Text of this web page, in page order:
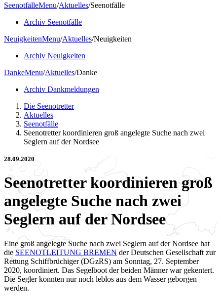
SeenotfälleMenu/Aktuelles/Seenotfälle
Archiv Seenotfälle
NeuigkeitenMenu/Aktuelles/Neuigkeiten
Archiv Neuigkeiten
DankeMenu/Aktuelles/Danke
Archiv Dankmeldungen
Die Seenotretter
Aktuelles
Seenotfälle
Seenotretter koordinieren groß angelegte Suche nach zwei
Seglern auf der Nordsee
28.09.2020
Seenotretter koordinieren groß
angelegte Suche nach zwei
Seglern auf der Nordsee
Eine groß angelegte Suche nach zwei Seglern auf der Nordsee hat
die SEENOTLEITUNG BREMEN der Deutschen Gesellschaft zur
Rettung Schiffbrüchiger (DGzRS) am Sonntag, 27. September
2020, koordiniert. Das Segelboot der beiden Männer war gekentert.
Die Segler konnten nur noch leblos aus dem Wasser geborgen
werden.